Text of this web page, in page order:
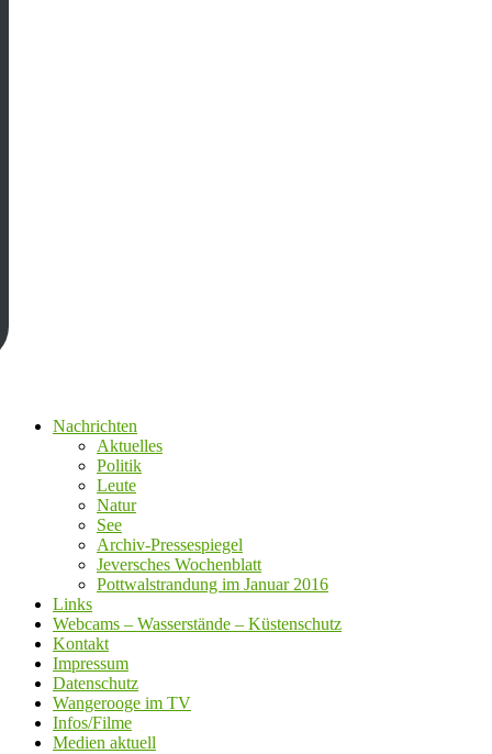
Nachrichten
Aktuelles
Politik
Leute
Natur
See
Archiv-Pressespiegel
Jeversches Wochenblatt
Pottwalstrandung im Januar 2016
Links
Webcams – Wasserstände – Küstenschutz
Kontakt
Impressum
Datenschutz
Wangerooge im TV
Infos/Filme
Medien aktuell